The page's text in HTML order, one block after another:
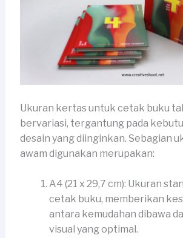
Ukuran kertas untuk cetak buku
bervariasi, tergantung pada
desain yang diinginkan. Sebagian
awam digunakan merupakan:
A4 (21 x 29,7 cm): Ukuran
cetak buku, memberikan
antara kemudahan dibawa
visual yang optimal.